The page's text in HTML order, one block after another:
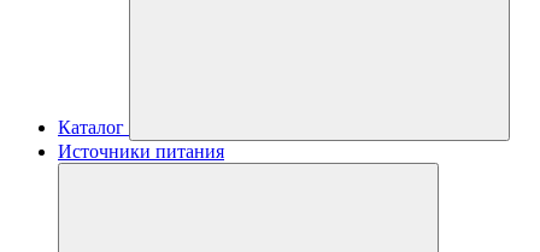
Каталог
Источники питания